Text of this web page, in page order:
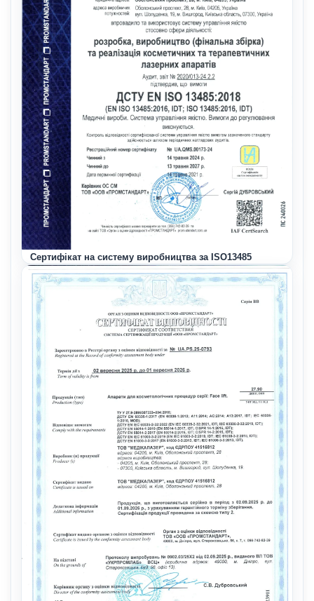
Сертифікат на систему виробництва за ISO13485